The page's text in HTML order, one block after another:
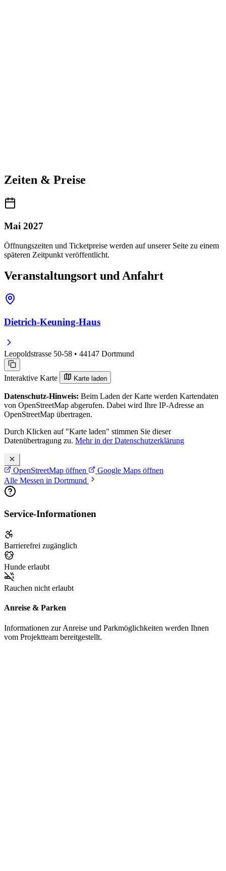
Zeiten & Preise
Mai 2027
Öffnungszeiten und Ticketpreise werden auf unserer Seite zu einem
späteren Zeitpunkt veröffentlicht.
Veranstaltungsort und Anfahrt
Dietrich-Keuning-Haus
Leopoldstrasse 50-58 • 44147 Dortmund
Interaktive Karte Karte laden
Datenschutz-Hinweis: Beim Laden der Karte werden Kartendaten
von OpenStreetMap abgerufen. Dabei wird Ihre IP-Adresse an
OpenStreetMap übertragen.
Durch Klicken auf "Karte laden" stimmen Sie dieser
Datenübertragung zu. Mehr in der Datenschutzerklärung
OpenStreetMap öffnen
Google Maps öffnen
Alle Messen in Dortmund
Service-Informationen
Barrierefrei zugänglich
Hunde erlaubt
Rauchen nicht erlaubt
Anreise & Parken
Informationen zur Anreise und Parkmöglichkeiten werden Ihnen
vom Projektteam bereitgestellt.